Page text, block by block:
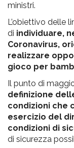
ministri.
L’obiettivo delle
di individuare,
Coronavirus,
realizzare
gioco per
Il punto di
definizione
condizioni che
esercizio del
condizioni di
di sicurezza